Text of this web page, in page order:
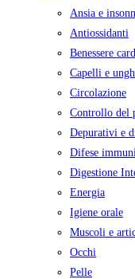
Ansia e
Antiossidanti
Benessere
Capelli e
Circolazione
Controllo del
Depurativi e
Difese
Digestione
Energia
Igiene orale
Muscoli e
Occhi
Pelle